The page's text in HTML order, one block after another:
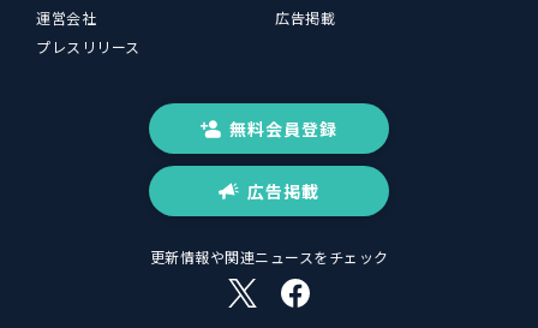
運営会社
広告掲載
プレスリリース
無料会員登録
広告掲載
更新情報や関連ニュースをチェック